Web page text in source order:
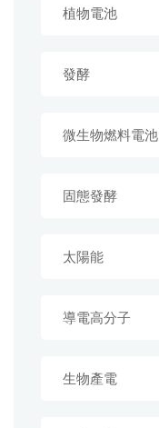
植物電池
發酵
微生物燃料電池
固態發酵
太陽能
導電高分子
生物產電